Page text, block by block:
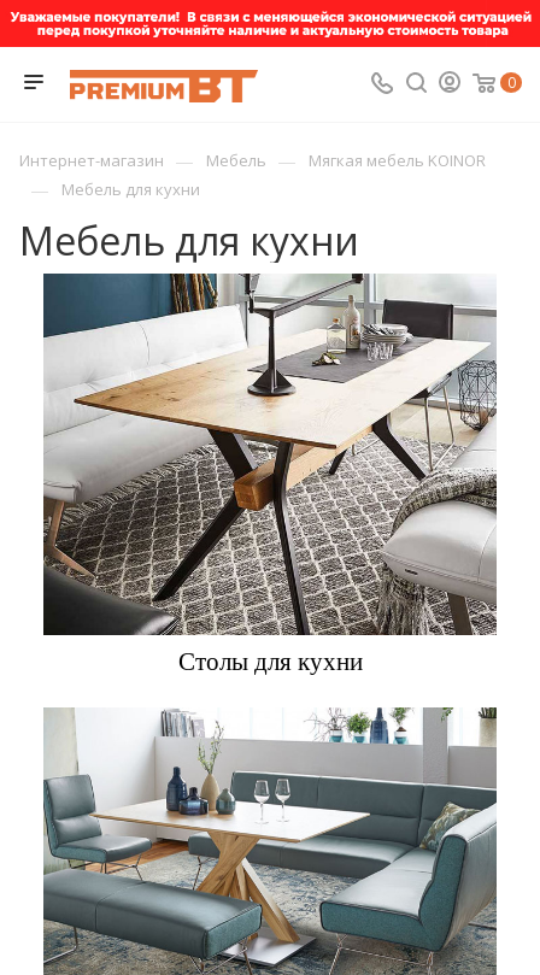
0
Интернет-магазин — Мебель — Мягкая мебель KOINOR
— Мебель для кухни
Мебель для кухни
Столы для кухни